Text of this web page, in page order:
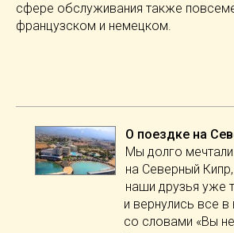
сфере обслуживания также
французском и немецком.
О поездке на
Мы долго
на Северный
наши друзья уже
и вернулись все
со словами «Вы не